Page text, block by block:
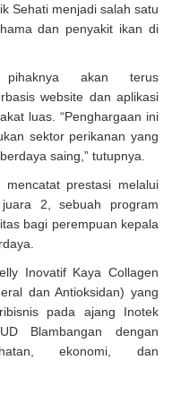
Sehati menjadi salah satu
dan penyakit ikan di
pihaknya akan terus
website dan aplikasi
luas. “Penghargaan ini
sektor perikanan yang
saing,” tutupnya.
prestasi melalui
2, sebuah program
bagi perempuan kepala
Inovatif Kaya Collagen
dan Antioksidan) yang
pada ajang Inotek
Blambangan dengan
ekonomi, dan